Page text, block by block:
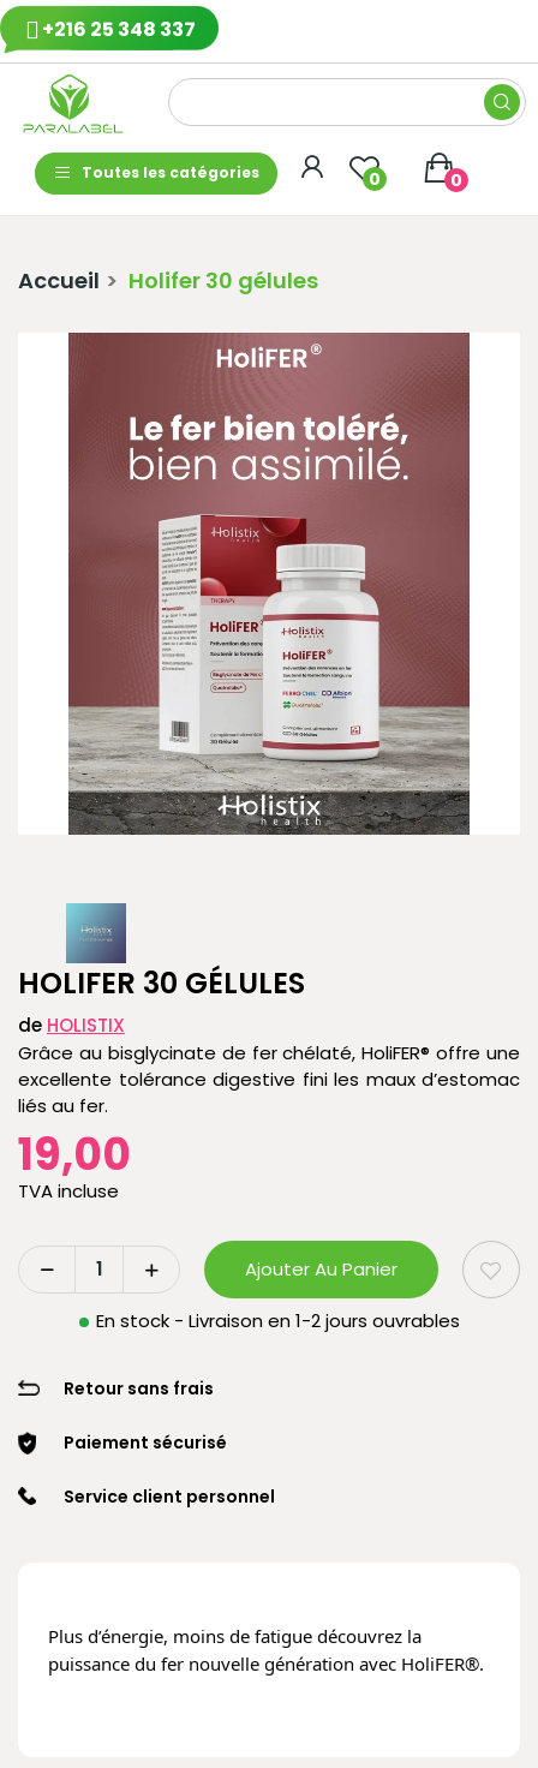
+216 25 348 337
Toutes les catégories 0 0
Accueil Holifer 30 gélules
HOLIFER 30 GÉLULES
de HOLISTIX
Grâce au bisglycinate de fer chélaté, HoliFER® offre une
excellente tolérance digestive fini les maux d’estomac
liés au fer.
19,00
TVA incluse
Ajouter Au Panier
En stock - Livraison en 1-2 jours ouvrables
Retour sans frais
Paiement sécurisé
Service client personnel
Plus d’énergie, moins de fatigue découvrez la
puissance du fer nouvelle génération avec HoliFER®.